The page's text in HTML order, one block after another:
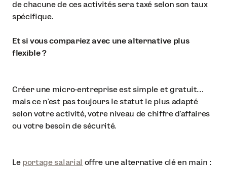
de chacune de ces activités sera taxé selon son taux
spécifique.
Et si vous compariez avec une alternative plus
flexible ?
Créer une micro-entreprise est simple et gratuit…
mais ce n’est pas toujours le statut le plus adapté
selon votre activité, votre niveau de chiffre d’affaires
ou votre besoin de sécurité.
Le portage salarial offre une alternative clé en main :